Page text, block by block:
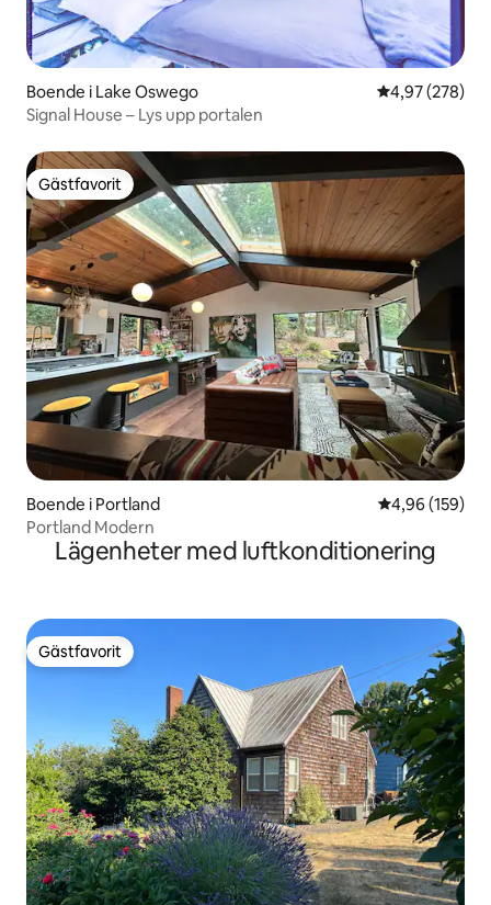
Boende i Lake Oswego 4,97 av 5 i
4,97 (278)
Signal House – Lys upp portalen
Gästfavorit
Gästfavorit
Boende i Portland 4,96 av 5 i
4,96 (159)
Portland Modern
Lägenheter med luftkonditionering
Gästfavorit
Gästfavorit